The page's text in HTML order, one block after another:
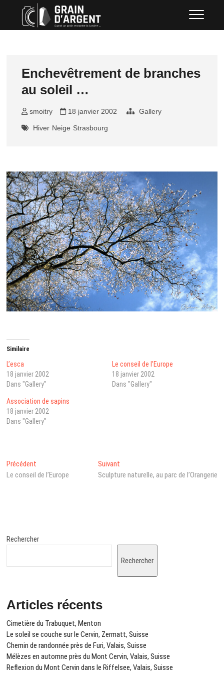
content
QUAND UN GRAIN RENCONTRE LA
Enchevêtrement de branches
au soleil …
smoitry 18 janvier 2002 Gallery
Hiver Neige Strasbourg
Similaire
L’esca
18 janvier 2002
Dans "Gallery"
Le conseil de l’Europe
18 janvier 2002
Dans "Gallery"
Association de sapins
18 janvier 2002
Dans "Gallery"
Navigation
de
Précédent
précédent
Le conseil de l’Europe
SuivantNext
post:
Sculpture naturelle, au parc de l’Orangerie
Rechercher
Rechercher
Articles récents
Cimetière du Trabuquet, Menton
Le soleil se couche sur le Cervin, Zermatt, Suisse
Chemin de randonnée près de Furi, Valais, Suisse
Mélèzes en automne près du Mont Cervin, Valais, Suisse
Reflexion du Mont Cervin dans le Riffelsee, Valais, Suisse